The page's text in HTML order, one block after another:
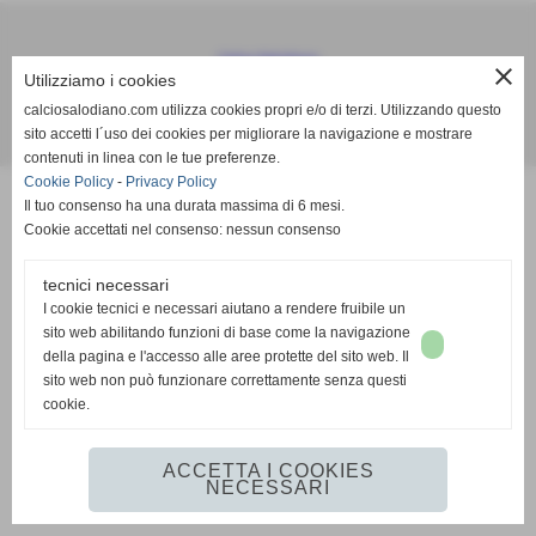
Calcio Salodiano
Realizzazione siti web www.sitoper.it
close
Utilizziamo i cookies
calciosalodiano.com utilizza cookies propri e/o di terzi. Utilizzando questo
sito accetti l´uso dei cookies per migliorare la navigazione e mostrare
contenuti in linea con le tue preferenze.
Cookie Policy - Privacy Policy
Il tuo consenso ha una durata massima di 6 mesi.
Cookie accettati nel consenso: nessun consenso
tecnici necessari
I cookie tecnici e necessari aiutano a rendere fruibile un
sito web abilitando funzioni di base come la navigazione
della pagina e l'accesso alle aree protette del sito web. Il
sito web non può funzionare correttamente senza questi
cookie.
ACCETTA I COOKIES
NECESSARI